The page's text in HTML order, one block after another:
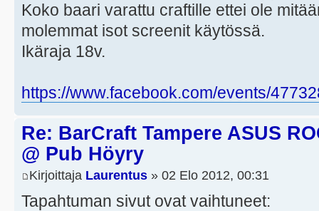
Koko baari varattu craftille ettei ole
molemmat isot screenit käytössä.
Ikäraja 18v.
https://www.facebook.com/events/
Re: BarCraft Tampere ASUS
@ Pub Höyry
Kirjoittaja Laurentus » 02 Elo 2012, 00:31
Tapahtuman sivut ovat vaihtuneet: